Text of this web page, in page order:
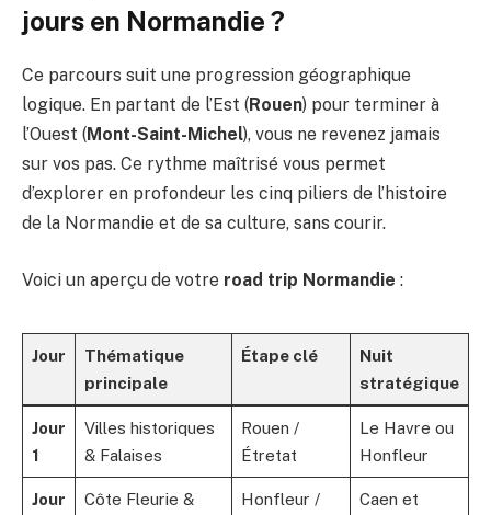
jours en Normandie ?
Ce parcours suit une progression géographique
logique. En partant de l’Est (Rouen) pour terminer à
l’Ouest (Mont-Saint-Michel), vous ne revenez jamais
sur vos pas. Ce rythme maîtrisé vous permet
d’explorer en profondeur les cinq piliers de l’histoire
de la Normandie et de sa culture, sans courir.
Voici un aperçu de votre road trip Normandie :
Jour
Thématique
principale
Étape clé
Nuit
stratégique
Jour
1
Villes historiques
& Falaises
Rouen /
Étretat
Le Havre ou
Honfleur
Jour
Côte Fleurie &
Honfleur /
Caen et